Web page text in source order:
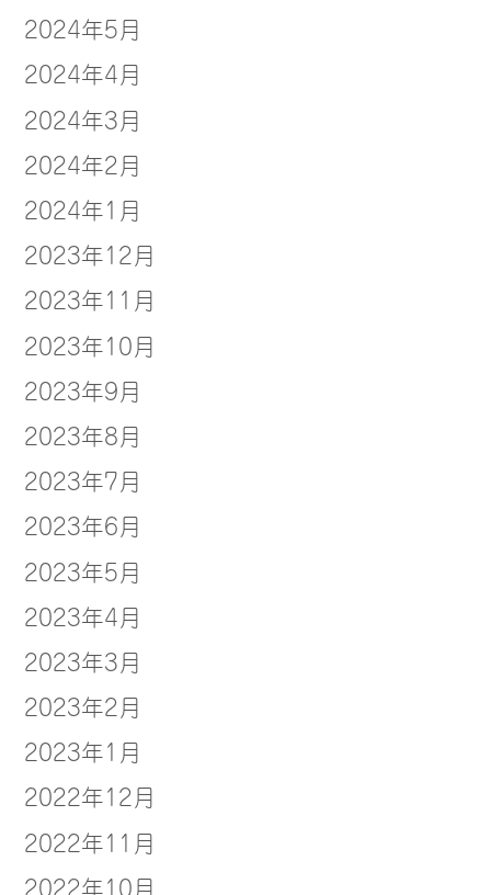
2024年5月
2024年4月
2024年3月
2024年2月
2024年1月
2023年12月
2023年11月
2023年10月
2023年9月
2023年8月
2023年7月
2023年6月
2023年5月
2023年4月
2023年3月
2023年2月
2023年1月
2022年12月
2022年11月
2022年10月